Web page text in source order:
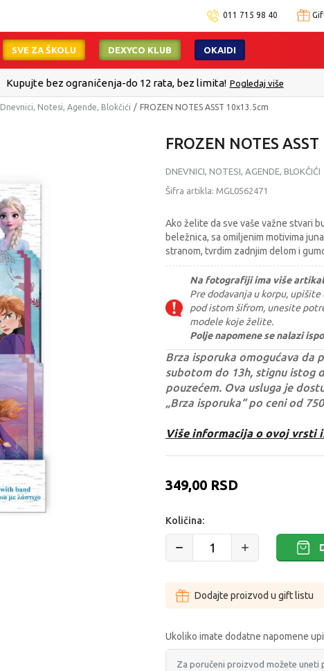
011 715 98 40
SVE ZA ŠKOLU DEXYCO KLUB OKAIDI
Dnevnici, Notesi, Agende, Blokčići FROZEN NOTES ASST 10x13.5cm
FROZEN NOTES
DNEVNICI, NOTESI, AGENDE, BLOKČIĆI
Šifra artikla: MGL0562471
Ako želite da sve vaše važne stvari
beležnica, sa omiljenim motivima
stranom, tvrdim zadnjim delom i
Na fotografiji ima više
Pre dodavanja u korpu,
pod istom šifrom, unesite
modele koje želite.
Polje napomene se nalazi
Brza isporuka omogućava da
subotom do 13h, stignu istog
pouzećem. Ova usluga je
„Brza isporuka“ po ceni od
Više informacija o ovoj vrsti
349,00 RSD
Količina:
Dodajte proizvod u gift listu
Ukoliko imate dodatne napomene